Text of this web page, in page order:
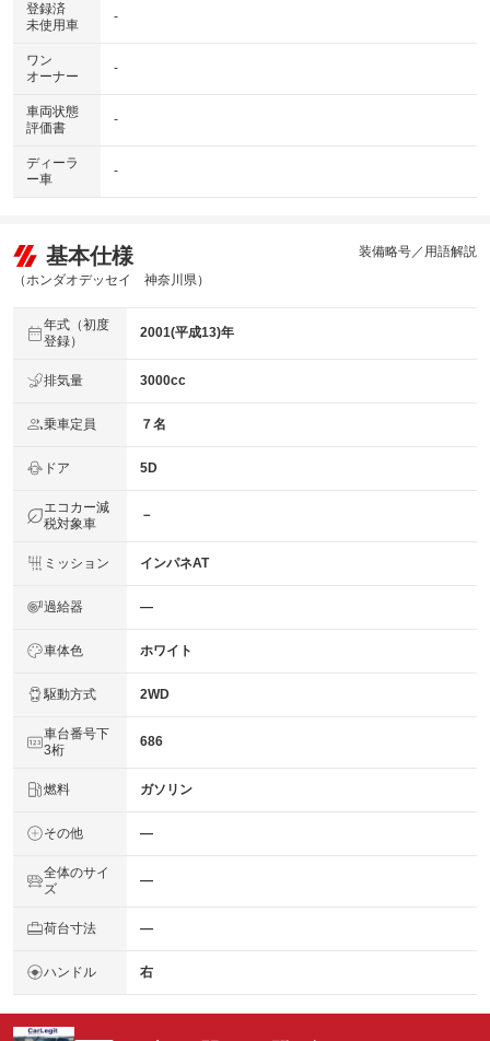
登録済
未使用車
-
ワン
オーナー
-
車両状態
評価書
-
ディーラ
ー車
-
基本仕様
（ホンダオデッセイ 神奈川県）
装備略号／用語解説
年式（初度
登録）
2001(平成13)年
排気量 3000cc
乗車定員 ７名
ドア 5D
エコカー減
税対象車
－
ミッション インパネAT
過給器 ―
車体色 ホワイト
駆動方式 2WD
車台番号下
3桁
686
燃料 ガソリン
その他 ―
全体のサイ
ズ
―
荷台寸法 ―
ハンドル 右